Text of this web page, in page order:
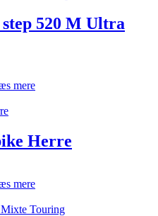
520 M Ultra
mere
Herre
mere